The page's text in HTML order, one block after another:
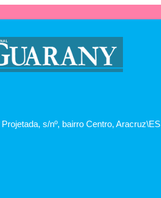
s/nº, bairro Centro, Aracruz\ES